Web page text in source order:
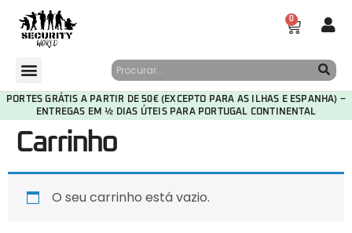
0
PORTES GRÁTIS A PARTIR DE 50€ (EXCEPTO PARA AS ILHAS E ESPANHA) –
ENTREGAS EM ½ DIAS ÚTEIS PARA PORTUGAL CONTINENTAL
Carrinho
O seu carrinho está vazio.